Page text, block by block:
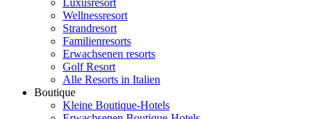
Luxusresort
Wellnessresort
Strandresort
Familienresorts
Erwachsenen resorts
Golf Resort
Alle Resorts in Italien
Boutique
Kleine Boutique-Hotels